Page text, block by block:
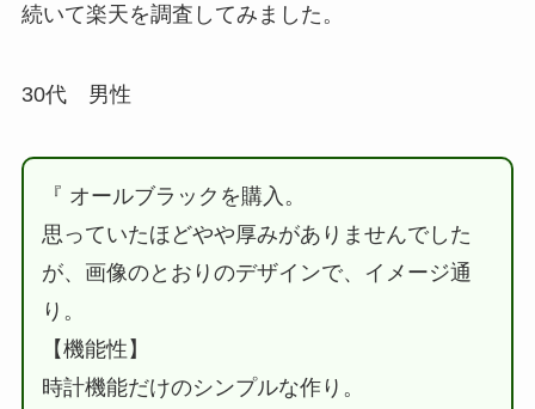
続いて楽天を調査してみました。
30代 男性
『 オールブラックを購入。
思っていたほどやや厚みがありませんでした
が、画像のとおりのデザインで、イメージ通
り。
【機能性】
時計機能だけのシンプルな作り。